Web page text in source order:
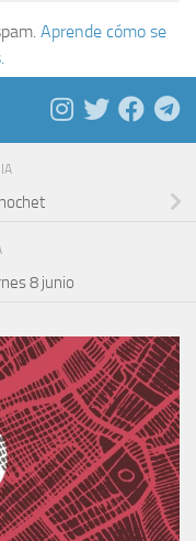
Aprende cómo se
8 junio